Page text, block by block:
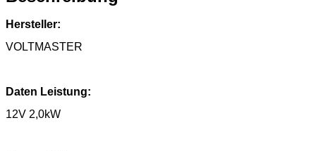
Hersteller:
VOLTMASTER
Daten Leistung:
12V 2,0kW